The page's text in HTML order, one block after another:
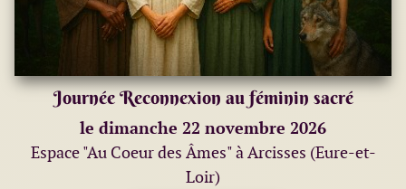
Journée Reconnexion au féminin sacré
le dimanche 22 novembre 2026
Espace "Au Coeur des Âmes" à Arcisses (Eure-et-
Loir)